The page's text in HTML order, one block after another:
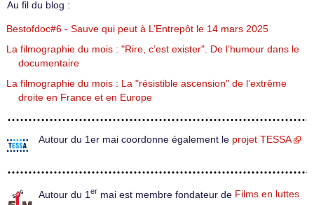
Au fil du blog :
Bestofdoc#6 - Sauve qui peut à L’Entrepôt le 14 mars 2025
La filmographie du mois : "Rire, c’est exister". De l’humour dans le
documentaire
La filmographie du mois : La "résistible ascension" de l’extrême
droite en France et en Europe
Autour du 1er mai coordonne également le projet TESSA
Autour du 1 er mai est membre fondateur de Films en luttes